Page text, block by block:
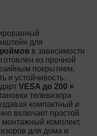
для
в зависимости
из прочной
покрытием,
и устойчивость.
VESA до 200 ×
телевизора
компактный и
включает простой
комплект,
для дома и